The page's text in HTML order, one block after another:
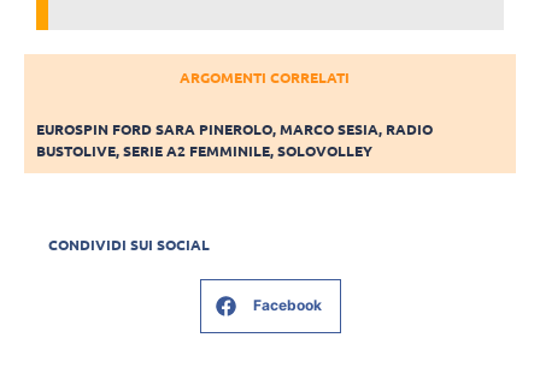
ARGOMENTI CORRELATI
EUROSPIN FORD SARA PINEROLO,MARCO SESIA, RADIO
BUSTOLIVE,SERIE A2 FEMMINILE,SOLOVOLLEY
CONDIVIDI SUI SOCIAL
Facebook